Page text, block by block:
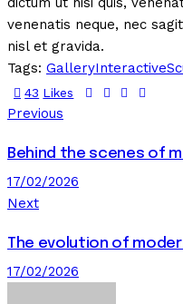
venenatis neque, nec
nisl et gravida.
Tags: GalleryInteractive
43 Likes
Previous
Behind the scenes of
17/02/2026
Next
The evolution of
17/02/2026